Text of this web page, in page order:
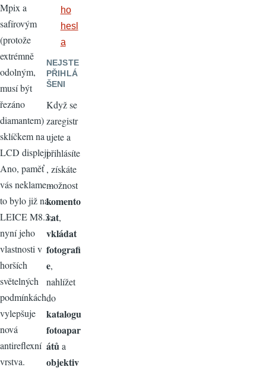
Mpix a
safírovým
(protože
extrémně
odolným,
musí být
řezáno
diamantem)
sklíčkem na
LCD displeji.
Ano, paměť
vás neklame -
to bylo již na
LEICE M8.2,
nyní jeho
vlastnosti v
horších
světelných
podmínkách
vylepšuje
nová
antireflexní
vrstva.
ho
hesl
a
NEJSTE
PŘIHLÁ
ŠENI
Když se
zaregistr
ujete a
přihlásíte
, získáte
možnost
komento
vat,
vkládat
fotografi
e,
nahlížet
do
katalogu
fotoapar
átů a
objektiv